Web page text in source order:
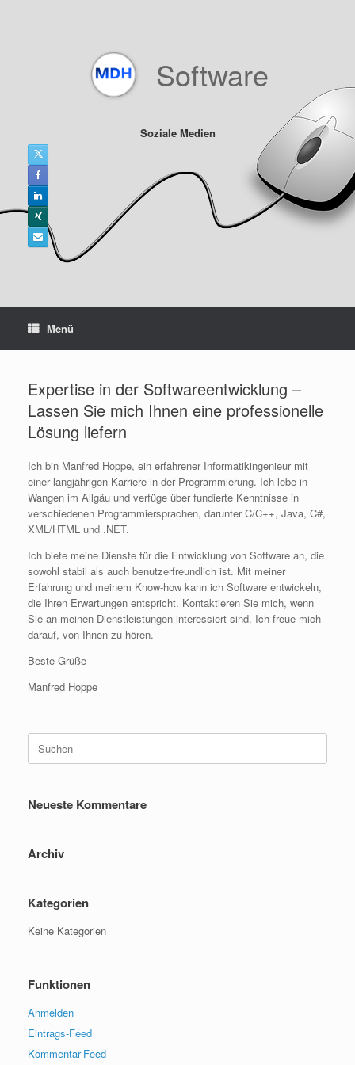
Software
Soziale Medien
Menü
Expertise in der Softwareentwicklung –
Lassen Sie mich Ihnen eine professionelle
Lösung liefern
Ich bin Manfred Hoppe, ein erfahrener Informatikingenieur mit
einer langjährigen Karriere in der Programmierung. Ich lebe in
Wangen im Allgäu und verfüge über fundierte Kenntnisse in
verschiedenen Programmiersprachen, darunter C/C++, Java, C#,
XML/HTML und .NET.
Ich biete meine Dienste für die Entwicklung von Software an, die
sowohl stabil als auch benutzerfreundlich ist. Mit meiner
Erfahrung und meinem Know-how kann ich Software entwickeln,
die Ihren Erwartungen entspricht. Kontaktieren Sie mich, wenn
Sie an meinen Dienstleistungen interessiert sind. Ich freue mich
darauf, von Ihnen zu hören.
Beste Grüße
Manfred Hoppe
nach:
Neueste Kommentare
Archiv
Kategorien
Keine Kategorien
Funktionen
Anmelden
Eintrags-Feed
Kommentar-Feed